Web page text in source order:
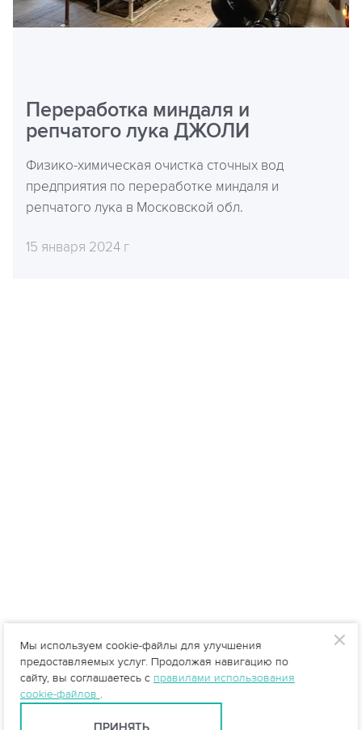
Переработка миндаля и
репчатого лука ДЖОЛИ
Физико-химическая очистка сточных вод
предприятия по переработке миндаля и
репчатого лука в Московской обл.
15 января 2024 г
Мы используем cookie-файлы для улучшения
предоставляемых услуг. Продолжая навигацию по
сайту, вы соглашаетесь с правилами использования
cookie-файлов .